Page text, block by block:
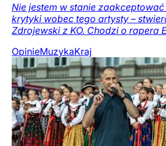
Nie jestem w stanie
krytyki wobec tego artysty –
Zdrojewski z KO. Chodzi o rapera
OpinieMuzykaKraj